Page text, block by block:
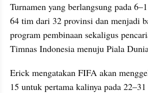
Turnamen yang berlangsung pada
64 tim dari 32 provinsi dan menjadi
program pembinaan sekaligus
Timnas Indonesia menuju Piala
Erick mengatakan FIFA akan
15 untuk pertama kalinya pada